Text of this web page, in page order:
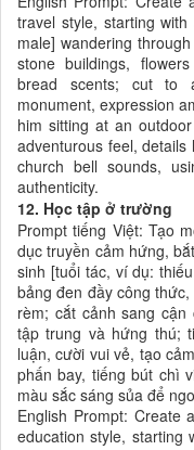
travel style, starting
male] wandering
stone buildings,
bread scents; cut to
monument, expression
him sitting at an
adventurous feel,
church bell sounds,
authenticity.
12. Học tập ở trường
Prompt tiếng Việt: Tạo
dục truyền cảm hứng,
sinh [tuổi tác, ví dụ:
bảng đen đầy công
rèm; cắt cảnh sang
tập trung và hứng thú;
luận, cười vui vẻ, tạo
phấn bay, tiếng bút chì
màu sắc sáng sủa để
English Prompt: Create
education style, starting